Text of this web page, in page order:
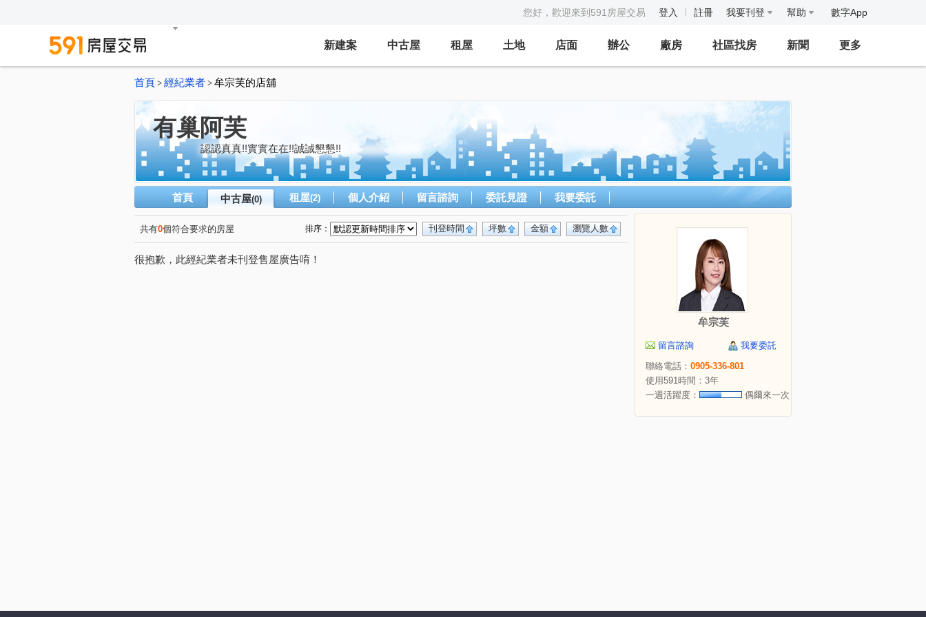
您好，歡迎來到591房屋交易 登入 註冊 我要刊登 幫助 數字App
新建案 中古屋 租屋 土地 店面 辦公 廠房 社區找房 新聞 更多
首頁 > 經紀業者 > 牟宗芙的店舖
有巢阿芙
認認真真!!實實在在!!誠誠懇懇!!
首頁 中古屋(0) 租屋(2) 個人介紹 留言諮詢 委託見證 我要委託
共有0個符合要求的房屋 瀏覽人數
金額
坪數
刊登時間
排序：
很抱歉，此經紀業者未刊登售屋廣告唷！
牟宗芙
留言諮詢
我要委託
聯絡電話： 0905-336-801
使用591時間：3年
一週活躍度：
偶爾來一次